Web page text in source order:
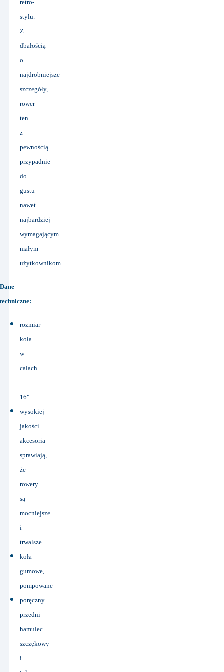
retro-
stylu.
Z
dbałością
o
najdrobniejsze
szczegóły,
rower
ten
z
pewnością
przypadnie
do
gustu
nawet
najbardziej
wymagającym
małym
użytkownikom.
Dane
techniczne:
rozmiar
koła
w
calach
-
16"
wysokiej
jakości
akcesoria
sprawiają,
że
rowery
są
mocniejsze
i
trwalsze
koła
gumowe,
pompowane
poręczny
przedni
hamulec
szczękowy
i